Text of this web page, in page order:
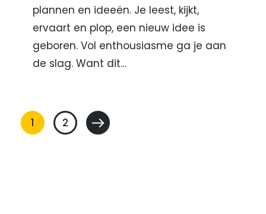
plannen en ideeën. Je leest, kijkt,
ervaart en plop, een nieuw idee is
geboren. Vol enthousiasme ga je aan
de slag. Want dit…
Berichten
paginering
1 2